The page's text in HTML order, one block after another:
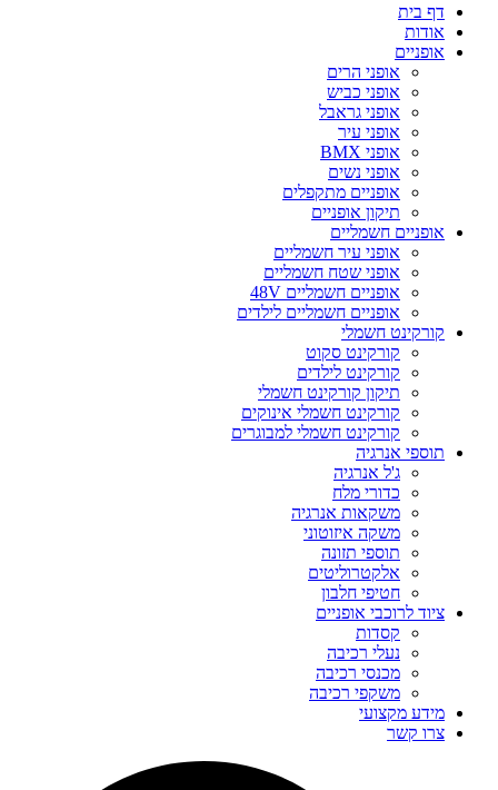
דף בית
אודות
אופניים
אופני הרים
אופני כביש
אופני גראבל
אופני עיר
אופני BMX
אופני נשים
אופניים מתקפלים
תיקון אופניים
אופניים חשמליים
אופני עיר חשמליים
אופני שטח חשמליים
אופניים חשמליים 48V
אופניים חשמליים לילדים
קורקינט חשמלי
קורקינט סקוט
קורקינט לילדים
תיקון קורקינט חשמלי
קורקינט חשמלי אינוקים
קורקינט חשמלי למבוגרים
תוספי אנרגיה
ג'ל אנרגיה
כדורי מלח
משקאות אנרגיה
משקה איזוטוני
תוספי תזונה
אלקטרוליטים
חטיפי חלבון
ציוד לרוכבי אופניים
קסדות
נעלי רכיבה
מכנסי רכיבה
משקפי רכיבה
מידע מקצועי
צרו קשר